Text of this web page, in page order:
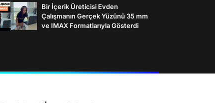
Bir İçerik Üreticisi Evden
Çalışmanın Gerçek Yüzünü 35 mm
ve IMAX Formatlarıyla Gösterdi